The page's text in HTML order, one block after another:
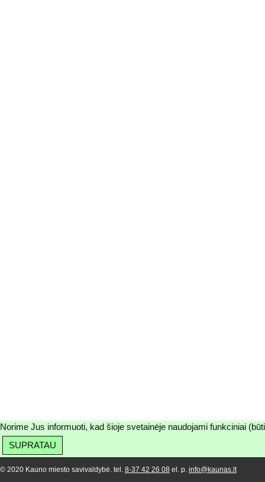
Norime Jus informuoti, kad šioje svetainėje naudojami funkciniai
SUPRATAU
© 2020 Kauno miesto savivaldybė. tel. 8-37 42 26 08 el. p. info@kaunas.lt